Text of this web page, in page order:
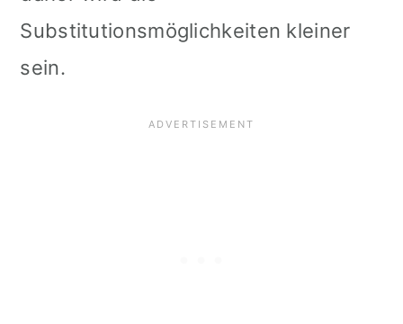
Substitutionsmöglichkeiten kleiner
sein.